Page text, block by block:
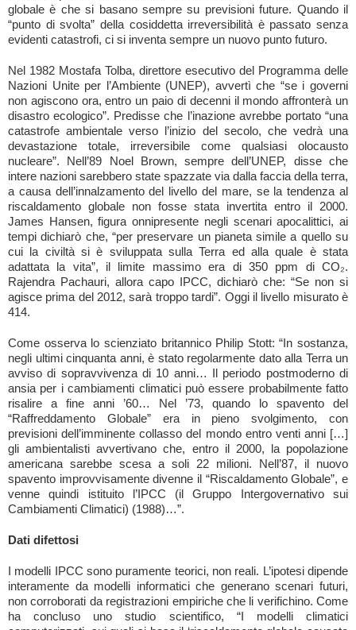
globale è che si basano sempre su previsioni future. Quando il
“punto di svolta” della cosiddetta irreversibilità è passato senza
evidenti catastrofi, ci si inventa sempre un nuovo punto futuro.
Nel 1982 Mostafa Tolba, direttore esecutivo del Programma delle
Nazioni Unite per l’Ambiente (UNEP), avvertì che “se i governi
non agiscono ora, entro un paio di decenni il mondo affronterà un
disastro ecologico”. Predisse che l’inazione avrebbe portato “una
catastrofe ambientale verso l’inizio del secolo, che vedrà una
devastazione totale, irreversibile come qualsiasi olocausto
nucleare”. Nell’89 Noel Brown, sempre dell’UNEP, disse che
intere nazioni sarebbero state spazzate via dalla faccia della terra,
a causa dell’innalzamento del livello del mare, se la tendenza al
riscaldamento globale non fosse stata invertita entro il 2000.
James Hansen, figura onnipresente negli scenari apocalittici, ai
tempi dichiarò che, “per preservare un pianeta simile a quello su
cui la civiltà si è sviluppata sulla Terra ed alla quale è stata
adattata la vita”, il limite massimo era di 350 ppm di CO₂.
Rajendra Pachauri, allora capo IPCC, dichiarò che: “Se non si
agisce prima del 2012, sarà troppo tardi”. Oggi il livello misurato è
414.
Come osserva lo scienziato britannico Philip Stott: “In sostanza,
negli ultimi cinquanta anni, è stato regolarmente dato alla Terra un
avviso di sopravvivenza di 10 anni… Il periodo postmoderno di
ansia per i cambiamenti climatici può essere probabilmente fatto
risalire a fine anni ’60… Nel ’73, quando lo spavento del
“Raffreddamento Globale” era in pieno svolgimento, con
previsioni dell’imminente collasso del mondo entro venti anni […]
gli ambientalisti avvertivano che, entro il 2000, la popolazione
americana sarebbe scesa a soli 22 milioni. Nell’87, il nuovo
spavento improvvisamente divenne il “Riscaldamento Globale”, e
venne quindi istituito l’IPCC (il Gruppo Intergovernativo sui
Cambiamenti Climatici) (1988)…”.
Dati difettosi
I modelli IPCC sono puramente teorici, non reali. L’ipotesi dipende
interamente da modelli informatici che generano scenari futuri,
non corroborati da registrazioni empiriche che li verifichino. Come
ha concluso uno studio scientifico, “I modelli climatici